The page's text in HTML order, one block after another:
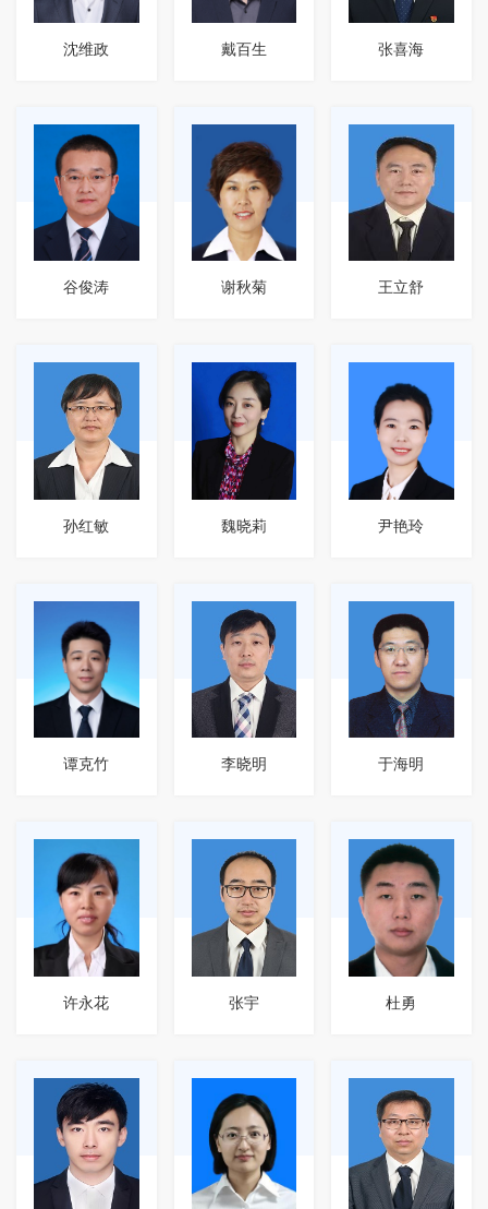
沈维政 戴百生 张喜海
谷俊涛 谢秋菊 王立舒
孙红敏 魏晓莉 尹艳玲
谭克竹 李晓明 于海明
许永花 张宇 杜勇